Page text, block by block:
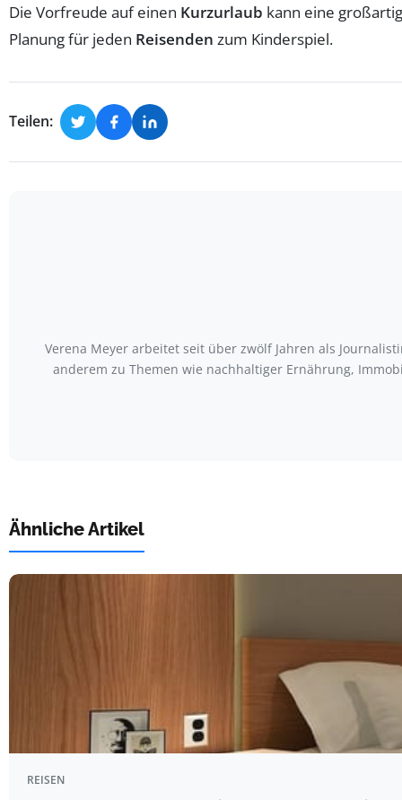
Die Vorfreude auf einen Kurzurlaub kann eine
Planung für jeden Reisenden zum Kinderspiel.
Teilen:
Verena Meyer arbeitet seit über zwölf Jahren als
anderem zu Themen wie nachhaltiger Ernährung,
Ähnliche Artikel
REISEN